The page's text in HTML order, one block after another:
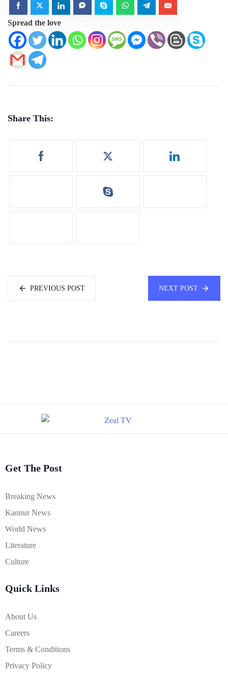
Spread the love
Share This:
PREVIOUS POST NEXT POST
Get The Post
Breaking News
Kannur News
World News
Literature
Culture
Quick Links
About Us
Careers
Terms & Conditions
Privacy Policy